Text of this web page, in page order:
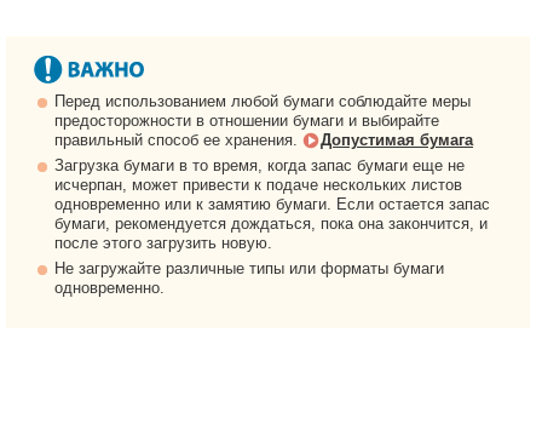
Перед использованием любой бумаги соблюдайте меры
предосторожности в отношении бумаги и выбирайте
правильный способ ее хранения.
Допустимая бумага
Загрузка бумаги в то время, когда запас бумаги еще не
исчерпан, может привести к подаче нескольких листов
одновременно или к замятию бумаги. Если остается запас
бумаги, рекомендуется дождаться, пока она закончится, и
после этого загрузить новую.
Не загружайте различные типы или форматы бумаги
одновременно.